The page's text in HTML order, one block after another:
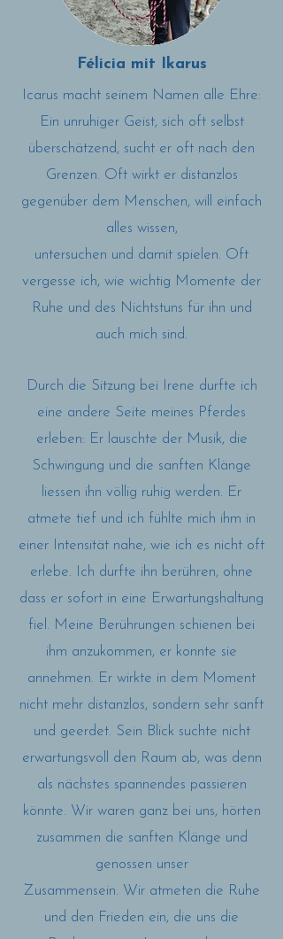
Félicia mit Ikarus
Icarus macht seinem Namen alle Ehre:
Ein unruhiger Geist, sich oft selbst
überschätzend, sucht er oft nach den
Grenzen. Oft wirkt er distanzlos
gegenüber dem Menschen, will einfach
alles wissen,
untersuchen und damit spielen. Oft
vergesse ich, wie wichtig Momente der
Ruhe und des Nichtstuns für ihn und
auch mich sind.
Durch die Sitzung bei Irene durfte ich
eine andere Seite meines Pferdes
erleben: Er lauschte der Musik, die
Schwingung und die sanften Klänge
liessen ihn völlig ruhig werden. Er
atmete tief und ich fühlte mich ihm in
einer Intensität nahe, wie ich es nicht oft
erlebe. Ich durfte ihn berühren, ohne
dass er sofort in eine Erwartungshaltung
fiel. Meine Berührungen schienen bei
ihm anzukommen, er konnte sie
annehmen. Er wirkte in dem Moment
nicht mehr distanzlos, sondern sehr sanft
und geerdet. Sein Blick suchte nicht
erwartungsvoll den Raum ab, was denn
als nächstes spannendes passieren
könnte. Wir waren ganz bei uns, hörten
zusammen die sanften Klänge und
genossen unser
Zusammensein. Wir atmeten die Ruhe
und den Frieden ein, die uns die